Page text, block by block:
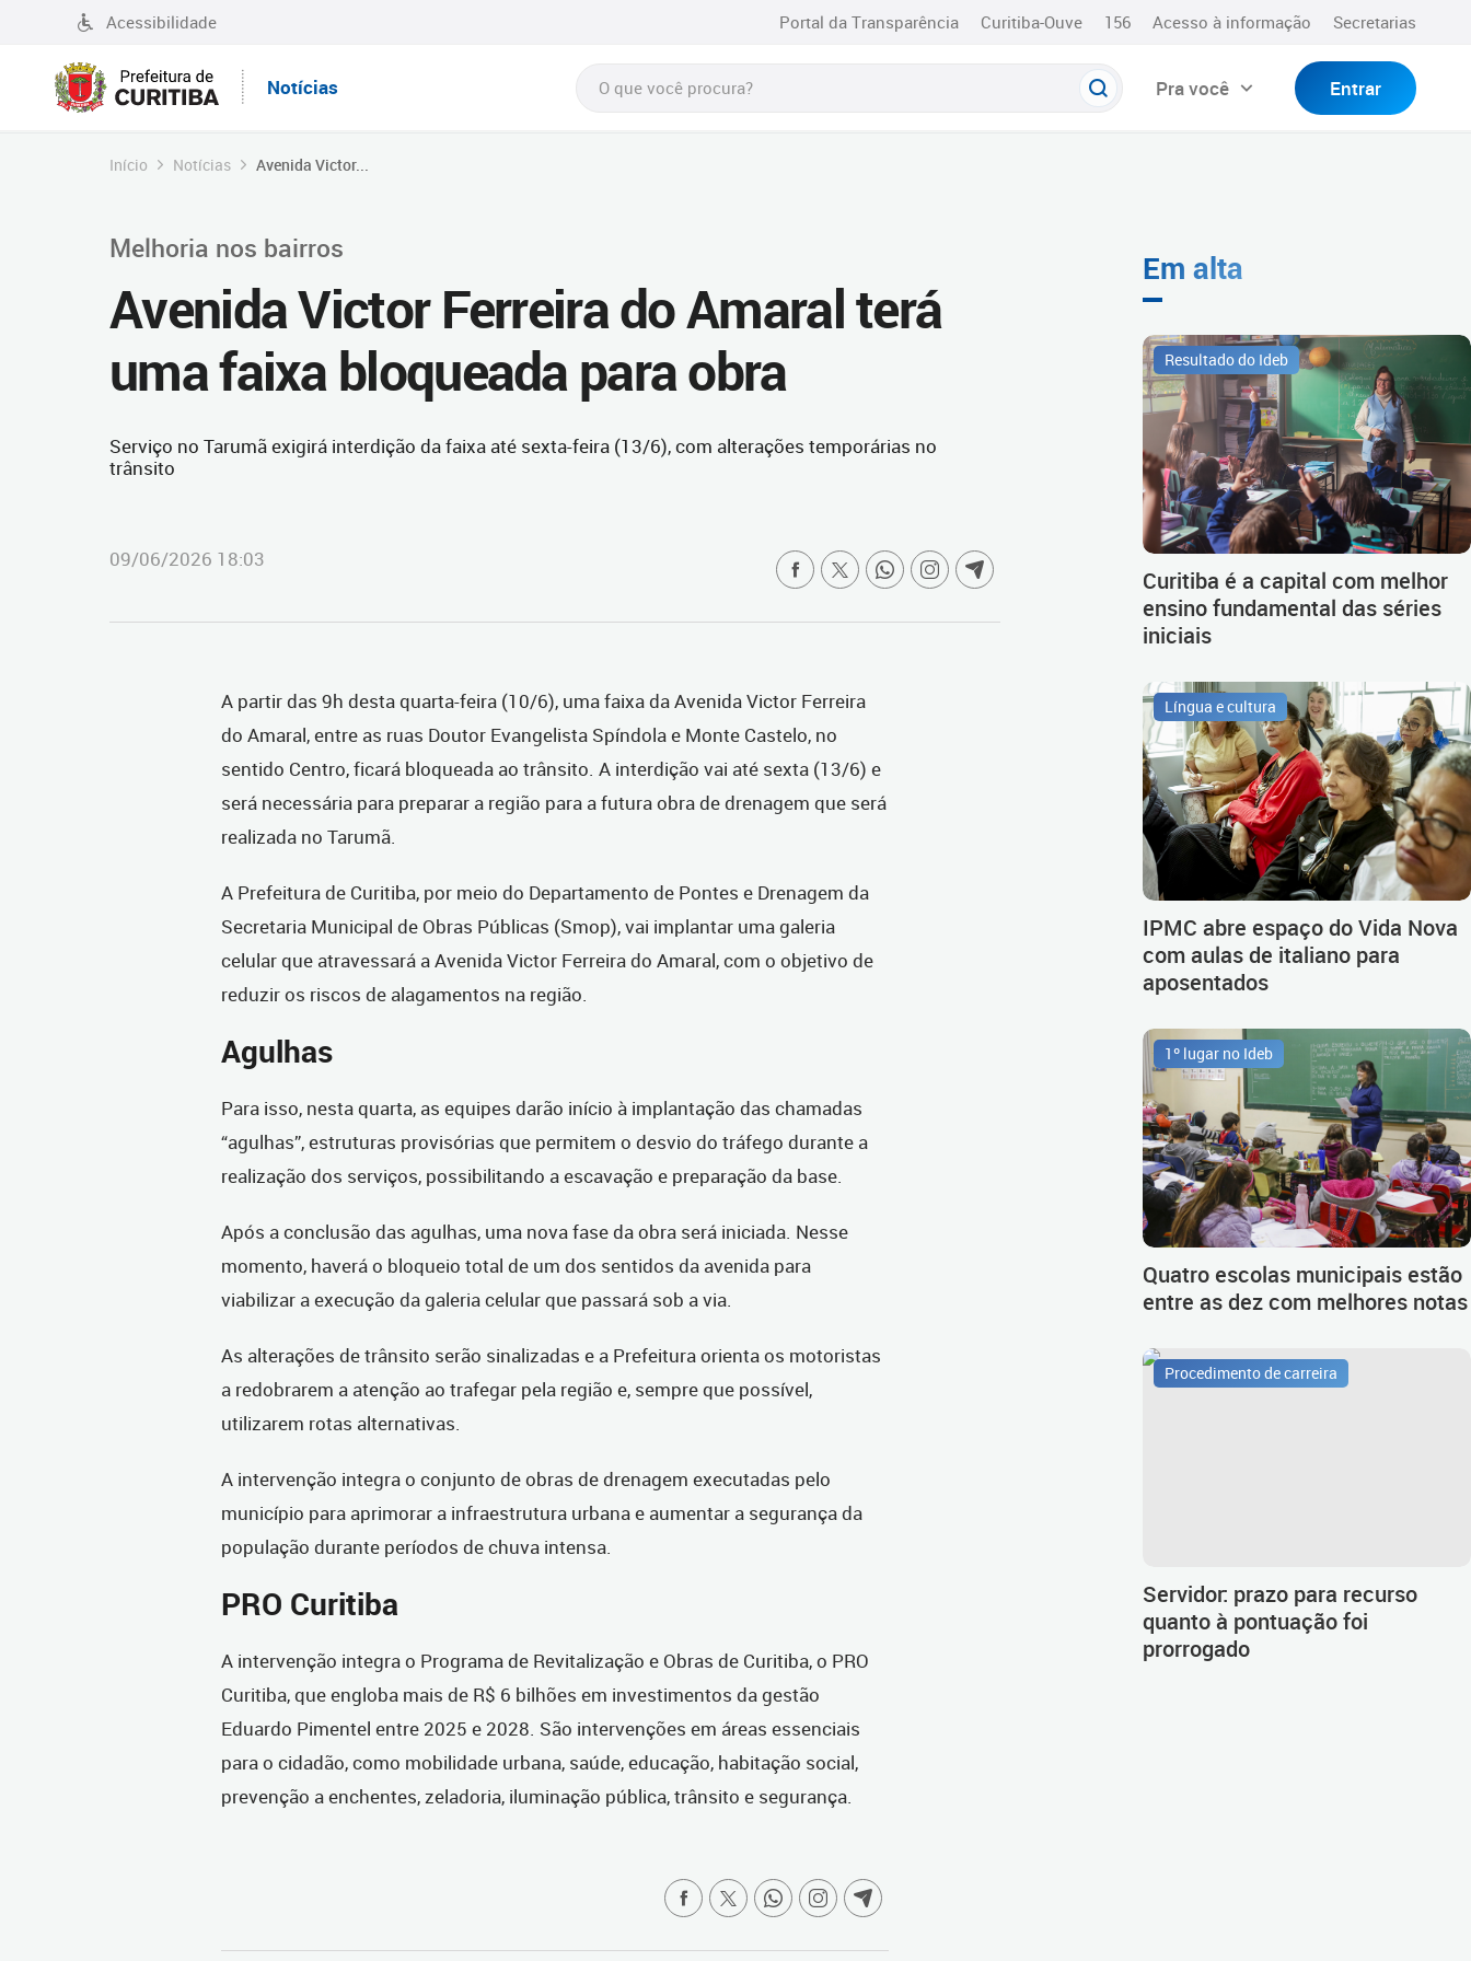
Acessibilidade Portal da Transparência Curitiba-Ouve 156 Acesso à informação Secretarias
Notícias Pra você Entrar
Início Notícias Avenida Victor...
Melhoria nos bairros
Avenida Victor Ferreira do Amaral terá
uma faixa bloqueada para obra
Serviço no Tarumã exigirá interdição da faixa até sexta-feira (13/6), com alterações temporárias no
trânsito
09/06/2026 18:03
A partir das 9h desta quarta-feira (10/6), uma faixa da Avenida Victor Ferreira
do Amaral, entre as ruas Doutor Evangelista Spíndola e Monte Castelo, no
sentido Centro, ficará bloqueada ao trânsito. A interdição vai até sexta (13/6) e
será necessária para preparar a região para a futura obra de drenagem que será
realizada no Tarumã.
A Prefeitura de Curitiba, por meio do Departamento de Pontes e Drenagem da
Secretaria Municipal de Obras Públicas (Smop), vai implantar uma galeria
celular que atravessará a Avenida Victor Ferreira do Amaral, com o objetivo de
reduzir os riscos de alagamentos na região.
Agulhas
Para isso, nesta quarta, as equipes darão início à implantação das chamadas
“agulhas”, estruturas provisórias que permitem o desvio do tráfego durante a
realização dos serviços, possibilitando a escavação e preparação da base.
Após a conclusão das agulhas, uma nova fase da obra será iniciada. Nesse
momento, haverá o bloqueio total de um dos sentidos da avenida para
viabilizar a execução da galeria celular que passará sob a via.
As alterações de trânsito serão sinalizadas e a Prefeitura orienta os motoristas
a redobrarem a atenção ao trafegar pela região e, sempre que possível,
utilizarem rotas alternativas.
A intervenção integra o conjunto de obras de drenagem executadas pelo
município para aprimorar a infraestrutura urbana e aumentar a segurança da
população durante períodos de chuva intensa.
PRO Curitiba
A intervenção integra o Programa de Revitalização e Obras de Curitiba, o PRO
Curitiba, que engloba mais de R$ 6 bilhões em investimentos da gestão
Eduardo Pimentel entre 2025 e 2028. São intervenções em áreas essenciais
para o cidadão, como mobilidade urbana, saúde, educação, habitação social,
prevenção a enchentes, zeladoria, iluminação pública, trânsito e segurança.
Em alta
Resultado do Ideb
Curitiba é a capital com melhor
ensino fundamental das séries
iniciais
Língua e cultura
IPMC abre espaço do Vida Nova
com aulas de italiano para
aposentados
1º lugar no Ideb
Quatro escolas municipais estão
entre as dez com melhores notas
Procedimento de carreira
Servidor: prazo para recurso
quanto à pontuação foi
prorrogado